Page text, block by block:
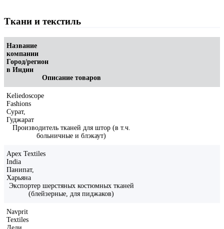
Ткани и текстиль
Название
компании
Город/регион
в Индии
Описание товаров
Keliedoscope
Fashions
Сурат,
Гуджарат
Производитель тканей для штор (в т.ч.
больничные и блэкаут)
Apex Textiles
India
Панипат,
Харьяна
Экспортер шерстяных костюмных тканей
(блейзерные, для пиджаков)
Navprit
Textiles